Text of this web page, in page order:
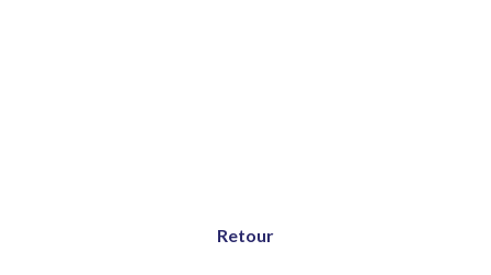
Retour